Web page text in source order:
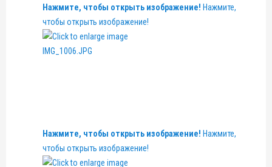
Нажмите, чтобы открыть изображение! Нажмите,
чтобы открыть изображение!
Нажмите, чтобы открыть изображение! Нажмите,
чтобы открыть изображение!